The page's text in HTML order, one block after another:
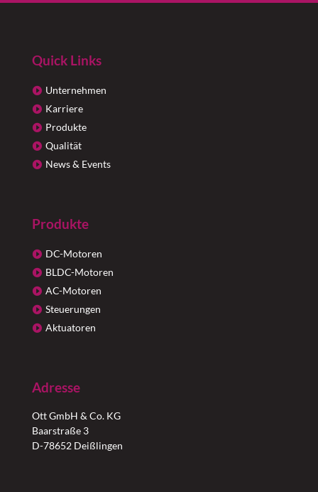
Quick Links
Unternehmen
Karriere
Produkte
Qualität
News & Events
Produkte
DC-Motoren
BLDC-Motoren
AC-Motoren
Steuerungen
Aktuatoren
Adresse
Ott GmbH & Co. KG
Baarstraße 3
D-78652 Deißlingen